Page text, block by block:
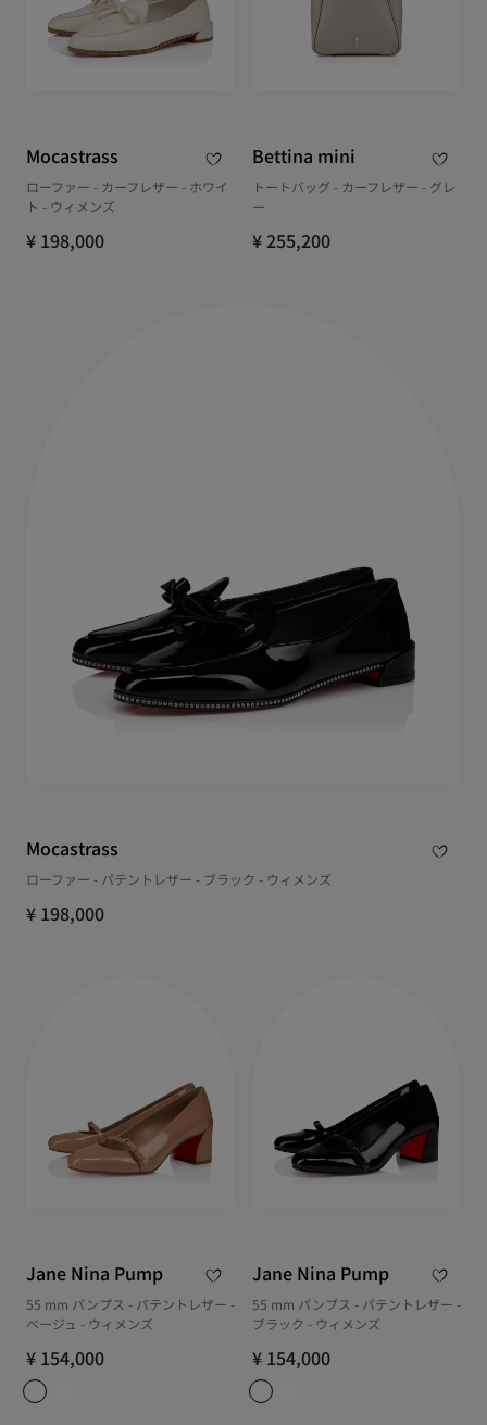
Mocastrass
ローファー - カーフレザー - ホワイ
ト - ウィメンズ
¥ 198,000
Bettina mini
トートバッグ - カーフレザー - グレ
ー
¥ 255,200
Mocastrass
ローファー - パテントレザー - ブラック - ウィメンズ
¥ 198,000
Jane Nina Pump
55 mm パンプス - パテントレザー -
ベージュ - ウィメンズ
¥ 154,000
Jane Nina Pump
55 mm パンプス - パテントレザー -
ブラック - ウィメンズ
¥ 154,000